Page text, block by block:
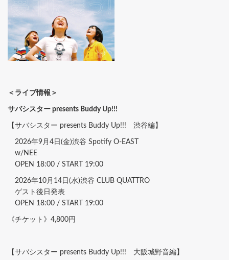
＜ライブ情報＞
サバシスター presents Buddy Up!!!
【サバシスター presents Buddy Up!!! 渋谷編】
2026年9月4日(金)渋谷 Spotify O-EAST
w/NEE
OPEN 18:00 / START 19:00
2026年10月14日(水)渋谷 CLUB QUATTRO
ゲスト後日発表
OPEN 18:00 / START 19:00
《チケット》4,800円
【サバシスター presents Buddy Up!!! 大阪城野音編】